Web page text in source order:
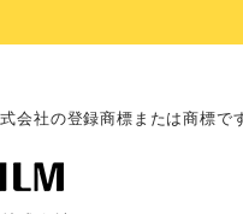
会社の登録商標または商標で